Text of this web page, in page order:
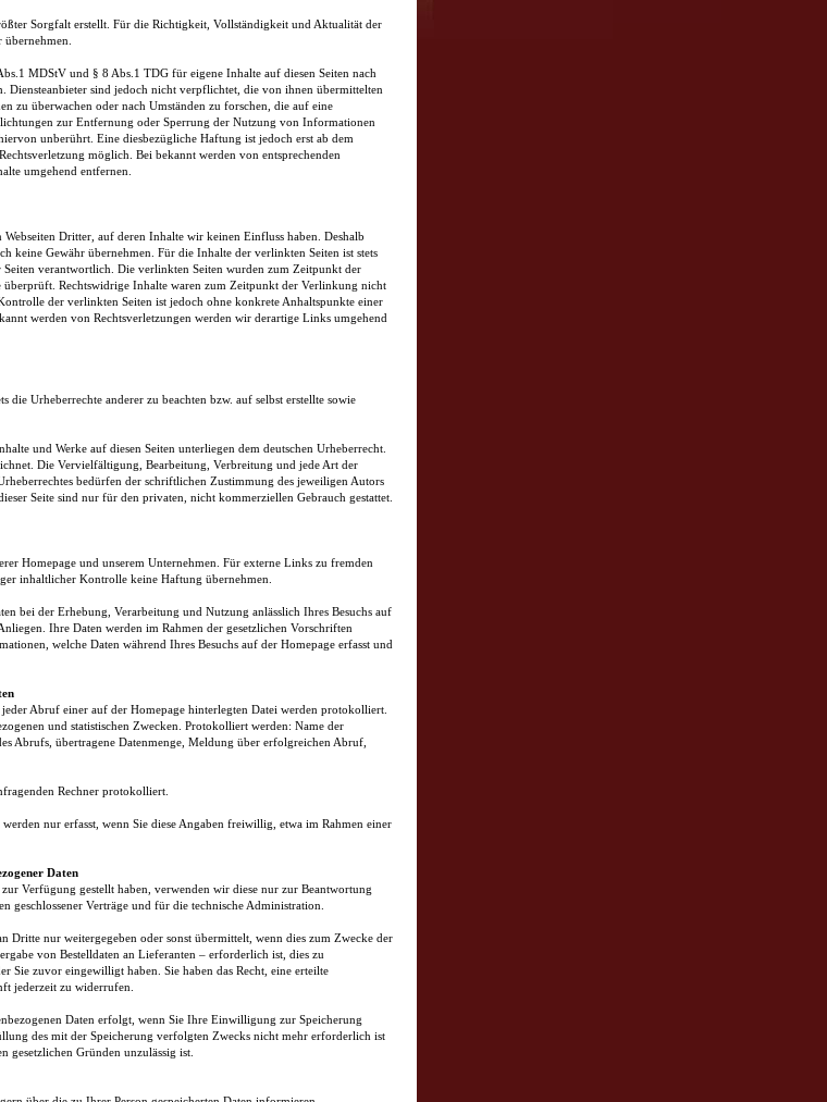
Sorgfalt erstellt. Für die Richtigkeit, Vollständigkeit und Aktualität der
MDStV und § 8 Abs.1 TDG für eigene Inhalte auf diesen Seiten nach
Diensteanbieter sind jedoch nicht verpflichtet, die von ihnen übermittelten
zu überwachen oder nach Umständen zu forschen, die auf eine
zur Entfernung oder Sperrung der Nutzung von Informationen
unberührt. Eine diesbezügliche Haftung ist jedoch erst ab dem
möglich. Bei bekannt werden von entsprechenden
umgehend entfernen.
Dritter, auf deren Inhalte wir keinen Einfluss haben. Deshalb
keine Gewähr übernehmen. Für die Inhalte der verlinkten Seiten ist stets
verantwortlich. Die verlinkten Seiten wurden zum Zeitpunkt der
überprüft. Rechtswidrige Inhalte waren zum Zeitpunkt der Verlinkung nicht
der verlinkten Seiten ist jedoch ohne konkrete Anhaltspunkte einer
werden von Rechtsverletzungen werden wir derartige Links umgehend
die Urheberrechte anderer zu beachten bzw. auf selbst erstellte sowie
und Werke auf diesen Seiten unterliegen dem deutschen Urheberrecht.
Die Vervielfältigung, Bearbeitung, Verbreitung und jede Art der
bedürfen der schriftlichen Zustimmung des jeweiligen Autors
Seite sind nur für den privaten, nicht kommerziellen Gebrauch gestattet.
Homepage und unserem Unternehmen. Für externe Links zu fremden
inhaltlicher Kontrolle keine Haftung übernehmen.
bei der Erhebung, Verarbeitung und Nutzung anlässlich Ihres Besuchs auf
Ihre Daten werden im Rahmen der gesetzlichen Vorschriften
welche Daten während Ihres Besuchs auf der Homepage erfasst und
Abruf einer auf der Homepage hinterlegten Datei werden protokolliert.
und statistischen Zwecken. Protokolliert werden: Name der
Abrufs, übertragene Datenmenge, Meldung über erfolgreichen Abruf,
Rechner protokolliert.
werden nur erfasst, wenn Sie diese Angaben freiwillig, etwa im Rahmen einer
Daten
zur Verfügung gestellt haben, verwenden wir diese nur zur Beantwortung
Verträge und für die technische Administration.
Dritte nur weitergegeben oder sonst übermittelt, wenn dies zum Zwecke der
von Bestelldaten an Lieferanten – erforderlich ist, dies zu
Sie zuvor eingewilligt haben. Sie haben das Recht, eine erteilte
jederzeit zu widerrufen.
Daten erfolgt, wenn Sie Ihre Einwilligung zur Speicherung
des mit der Speicherung verfolgten Zwecks nicht mehr erforderlich ist
gesetzlichen Gründen unzulässig ist.